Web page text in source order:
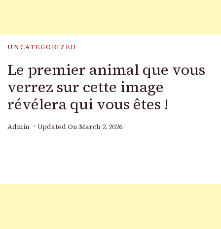
UNCATEGORIZED
Le premier animal que vous
verrez sur cette image
révélera qui vous êtes !
Admin Updated On March 2, 2026